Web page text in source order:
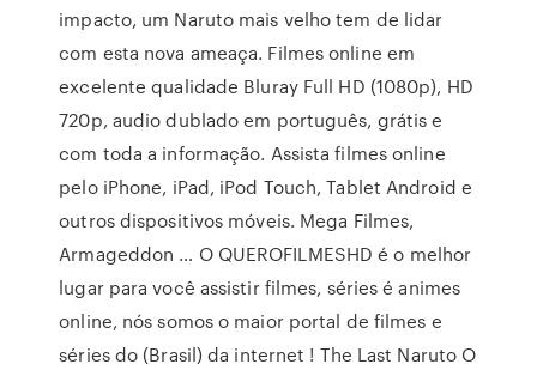
impacto, um Naruto mais velho tem de lidar
com esta nova ameaça. Filmes online em
excelente qualidade Bluray Full HD (1080p), HD
720p, audio dublado em português, grátis e
com toda a informação. Assista filmes online
pelo iPhone, iPad, iPod Touch, Tablet Android e
outros dispositivos móveis. Mega Filmes,
Armageddon … O QUEROFILMESHD é o melhor
lugar para você assistir filmes, séries é animes
online, nós somos o maior portal de filmes e
séries do (Brasil) da internet ! The Last Naruto O